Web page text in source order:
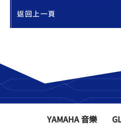
返回上一頁
YAMAHA 音樂